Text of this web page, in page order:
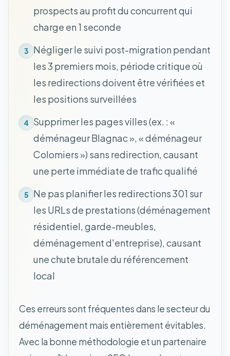
prospects au profit du concurrent qui
charge en 1 seconde
3 Négliger le suivi post-migration pendant
les 3 premiers mois, période critique où
les redirections doivent être vérifiées et
les positions surveillées
4 Supprimer les pages villes (ex. : «
déménageur Blagnac », « déménageur
Colomiers ») sans redirection, causant
une perte immédiate de trafic qualifié
5 Ne pas planifier les redirections 301 sur
les URLs de prestations (déménagement
résidentiel, garde-meubles,
déménagement d'entreprise), causant
une chute brutale du référencement
local
Ces erreurs sont fréquentes dans le secteur du
déménagement mais entièrement évitables.
Avec la bonne méthodologie et un partenaire